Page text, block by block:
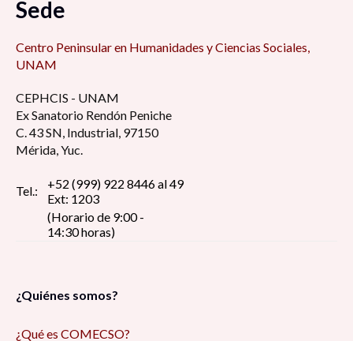
Sede
Centro Peninsular en Humanidades y Ciencias Sociales,
UNAM
CEPHCIS - UNAM
Ex Sanatorio Rendón Peniche
C. 43 SN, Industrial, 97150
Mérida, Yuc.
Tel.:
+52 (999) 922 8446 al 49
Ext: 1203
(Horario de 9:00 -
14:30 horas)
¿Quiénes somos?
¿Qué es COMECSO?